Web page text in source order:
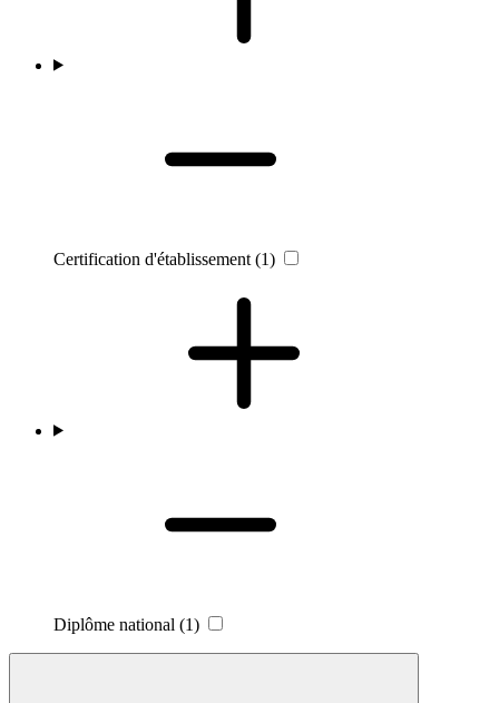
Certification d'établissement (1)
Diplôme national (1)